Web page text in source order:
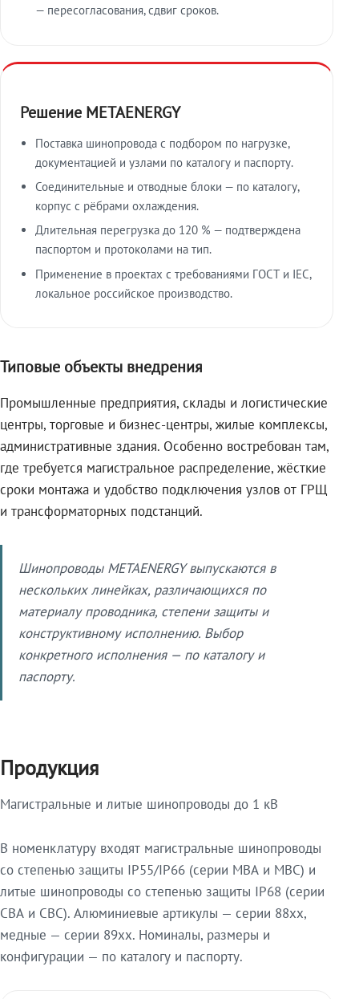
— пересогласования, сдвиг сроков.
Решение METAENERGY
Поставка шинопровода с подбором по нагрузке,
документацией и узлами по каталогу и паспорту.
Соединительные и отводные блоки — по каталогу,
корпус с рёбрами охлаждения.
Длительная перегрузка до 120 % — подтверждена
паспортом и протоколами на тип.
Применение в проектах с требованиями ГОСТ и IEC,
локальное российское производство.
Типовые объекты внедрения
Промышленные предприятия, склады и логистические
центры, торговые и бизнес-центры, жилые комплексы,
административные здания. Особенно востребован там,
где требуется магистральное распределение, жёсткие
сроки монтажа и удобство подключения узлов от ГРЩ
и трансформаторных подстанций.
Шинопроводы METAENERGY выпускаются в
нескольких линейках, различающихся по
материалу проводника, степени защиты и
конструктивному исполнению. Выбор
конкретного исполнения — по каталогу и
паспорту.
Продукция
Магистральные и литые шинопроводы до 1 кВ
В номенклатуру входят магистральные шинопроводы
со степенью защиты IP55/IP66 (серии МВА и МВС) и
литые шинопроводы со степенью защиты IP68 (серии
СВА и СВС). Алюминиевые артикулы — серии 88xx,
медные — серии 89xx. Номиналы, размеры и
конфигурации — по каталогу и паспорту.